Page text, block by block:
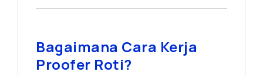
Bagaimana Cara Kerja
Proofer Roti?